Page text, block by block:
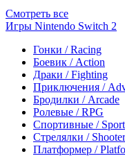
Смотреть все
Игры Nintendo Switch 2
Гонки / Racing
Боевик / Action
Драки / Fighting
Приключения /
Бродилки / Arcade
Ролевые / RPG
Спортивные / Sport
Стрелялки / Shooter
Платформер /